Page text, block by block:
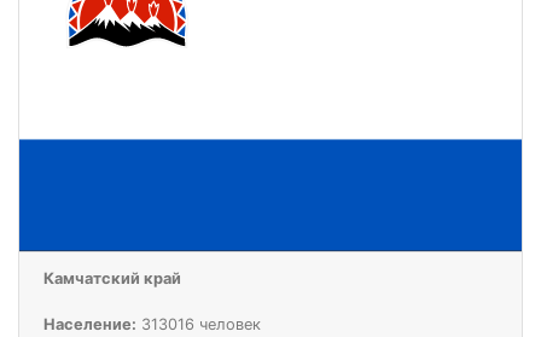
Камчатский край
Население: 313016 человек